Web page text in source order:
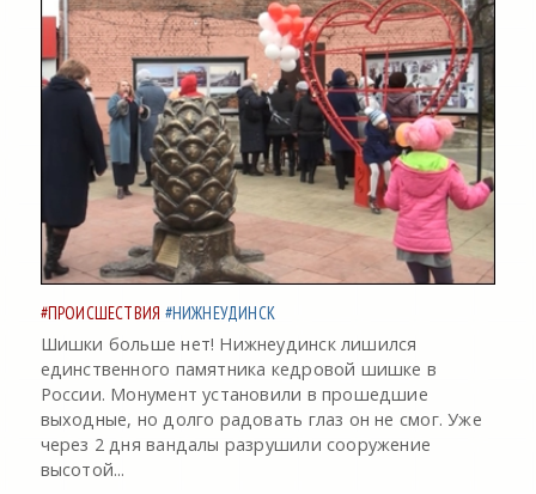
#ПРОИСШЕСТВИЯ #НИЖНЕУДИНСК
Шишки больше нет! Нижнеудинск лишился
единственного памятника кедровой шишке в
России. Монумент установили в прошедшие
выходные, но долго радовать глаз он не смог. Уже
через 2 дня вандалы разрушили сооружение
высотой...